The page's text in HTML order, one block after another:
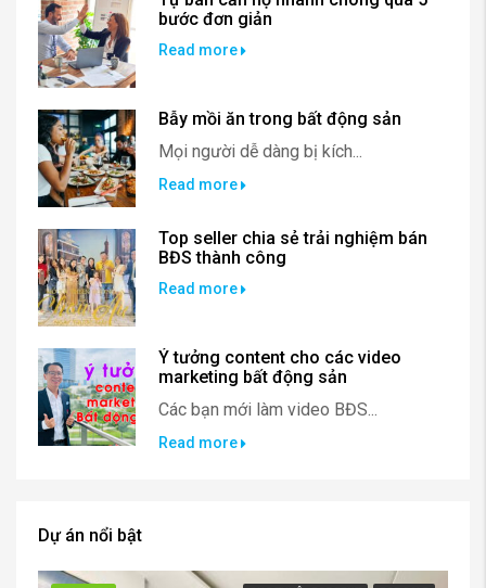
bước đơn giản
Read more
Bẫy mồi ăn trong bất động sản
Mọi người dễ dàng bị kích...
Read more
Top seller chia sẻ trải nghiệm bán
BĐS thành công
Read more
Ý tưởng content cho các video
marketing bất động sản
Các bạn mới làm video BĐS...
Read more
Dự án nổi bật